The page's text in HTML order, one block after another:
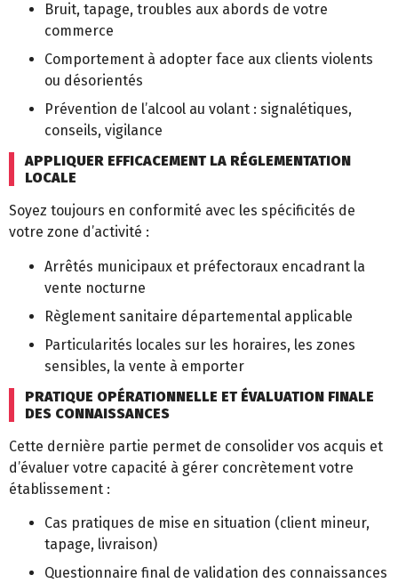
Bruit, tapage, troubles aux abords de votre
commerce
Comportement à adopter face aux clients violents
ou désorientés
Prévention de l’alcool au volant : signalétiques,
conseils, vigilance
APPLIQUER EFFICACEMENT LA RÉGLEMENTATION
LOCALE
Soyez toujours en conformité avec les spécificités de
votre zone d’activité :
Arrêtés municipaux et préfectoraux encadrant la
vente nocturne
Règlement sanitaire départemental applicable
Particularités locales sur les horaires, les zones
sensibles, la vente à emporter
PRATIQUE OPÉRATIONNELLE ET ÉVALUATION FINALE
DES CONNAISSANCES
Cette dernière partie permet de consolider vos acquis et
d’évaluer votre capacité à gérer concrètement votre
établissement :
Cas pratiques de mise en situation (client mineur,
tapage, livraison)
Questionnaire final de validation des connaissances